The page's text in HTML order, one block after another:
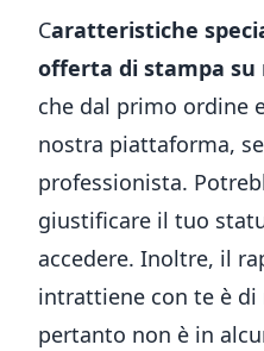
Caratteristiche
offerta di stampa su
che dal primo ordine
nostra piattaforma,
professionista.
giustificare il tuo
accedere. Inoltre, il
intrattiene con te è
pertanto non è in